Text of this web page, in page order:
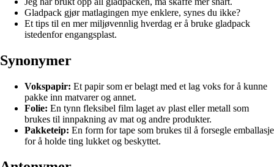
Gladpack gjør matlagingen mye enklere, synes du ikke?
Et tips til en mer miljøvennlig hverdag er å bruke gladpack
istedenfor engangsplast.
Synonymer
Vokspapir: Et papir som er belagt med et lag voks for å kunne
pakke inn matvarer og annet.
Folie: En tynn fleksibel film laget av plast eller metall som
brukes til innpakning av mat og andre produkter.
Pakketeip: En form for tape som brukes til å forsegle emballasje
for å holde ting lukket og beskyttet.